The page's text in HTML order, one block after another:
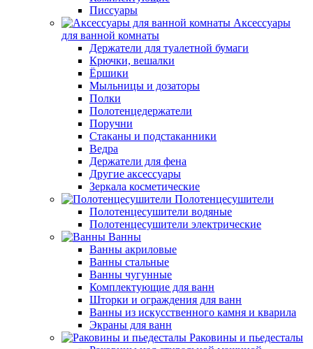
Писсуары
Аксессуары
для ванной комнаты
Держатели для туалетной бумаги
Крючки, вешалки
Ёршики
Мыльницы и дозаторы
Полки
Полотенцедержатели
Поручни
Стаканы и подстаканники
Ведра
Держатели для фена
Другие аксессуары
Зеркала косметические
Полотенцесушители
Полотенцесушители водяные
Полотенцесушители электрические
Ванны
Ванны акриловые
Ванны стальные
Ванны чугунные
Комплектующие для ванн
Шторки и ограждения для ванн
Ванны из искусственного камня и кварила
Экраны для ванн
Раковины и пьедесталы